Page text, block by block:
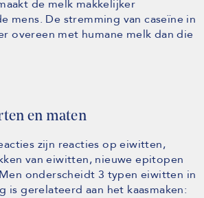
de melk makkelijker
mens. De stremming van caseïne in
overeen met humane melk dan die
en maten
zijn reacties op eiwitten,
van eiwitten, nieuwe epitopen
onderscheidt 3 typen eiwitten in
is gerelateerd aan het kaasmaken: